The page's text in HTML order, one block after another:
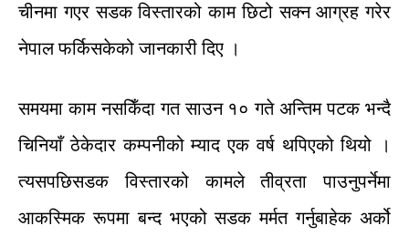
चीनमा गएर सडक विस्तारको काम छिटो सक्न आग्रह गरेर
नेपाल फर्किसकेको जानकारी दिए ।
समयमा काम नसकिँदा गत साउन १० गते अन्तिम पटक भन्दै
चिनियाँ ठेकेदार कम्पनीको म्याद एक वर्ष थपिएको थियो
।
त्यसपछिसडक विस्तारको कामले तीव्रता
पाउनुपर्नेमा
आकस्मिक रूपमा बन्द भएको सडक मर्मत गर्नुबाहेक अर्को